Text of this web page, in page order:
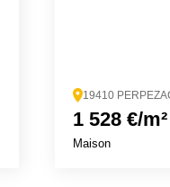
19410
1 528 €/m²
Maison